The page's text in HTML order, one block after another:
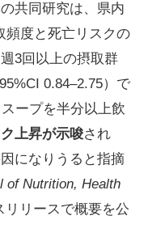
共同研究は、県内
頻度と死亡リスクの
3回以上の摂取群
0.84–2.75）で
ープを半分以上飲
ク上昇が示唆され
になりうると指摘
of Nutrition, Health
リースで概要を公